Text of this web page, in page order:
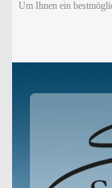
Um Ihnen ein